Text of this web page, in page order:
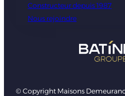
Constructeur depuis 1987
Nous rejoindre
© Copyright Maisons